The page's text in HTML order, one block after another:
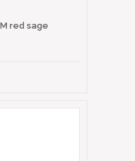
red sage